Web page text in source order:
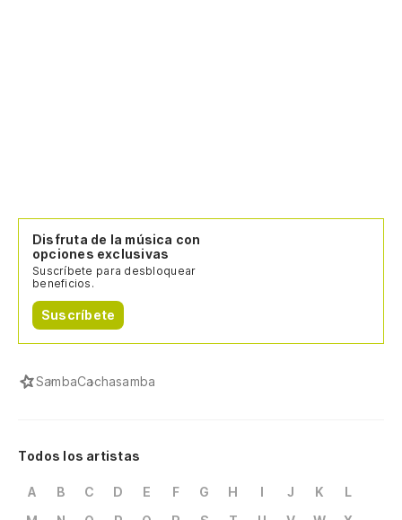
Disfruta de la música con
opciones exclusivas
Suscríbete para desbloquear
beneficios.
Suscríbete
SambaCachasamba
Todos los artistas
A B C D E F G H I J K
L